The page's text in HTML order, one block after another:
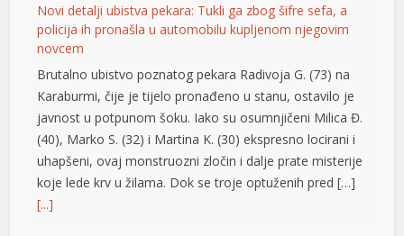
Novi detalji ubistva pekara: Tukli ga zbog šifre sefa, a
policija ih pronašla u automobilu kupljenom njegovim
novcem
Brutalno ubistvo poznatog pekara Radivoja G. (73) na
Karaburmi, čije je tijelo pronađeno u stanu, ostavilo je
javnost u potpunom šoku. Iako su osumnjičeni Milica Đ.
(40), Marko S. (32) i Martina K. (30) ekspresno locirani i
uhapšeni, ovaj monstruozni zločin i dalje prate misterije
koje lede krv u žilama. Dok se troje optuženih pred […]
[...]